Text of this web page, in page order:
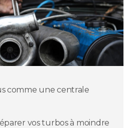
comme une centrale
vos turbos à moindre